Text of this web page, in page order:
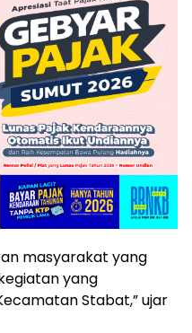
masyarakat yang
yang
Stabat,” ujar